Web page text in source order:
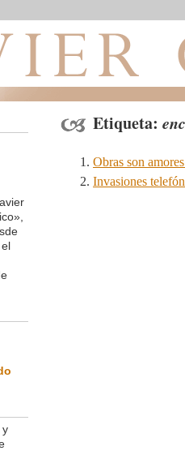
Etiqueta:
Obras son
Invasiones
y